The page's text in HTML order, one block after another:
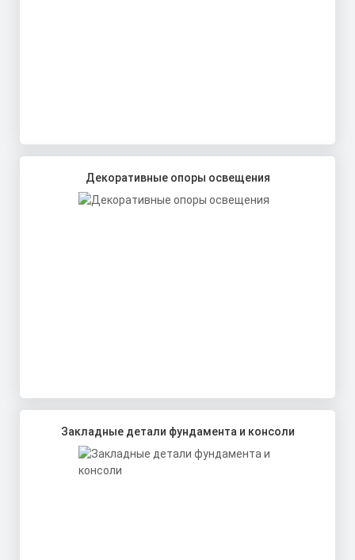
Декоративные опоры освещения
Закладные детали фундамента и консоли